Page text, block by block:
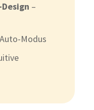
–
Modus